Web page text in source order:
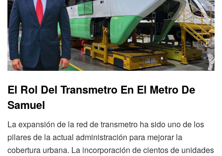
El Rol Del Transmetro En El Metro De
Samuel
La expansión de la red de transmetro ha sido uno de los
pilares de la actual administración para mejorar la
cobertura urbana. La incorporación de cientos de unidades